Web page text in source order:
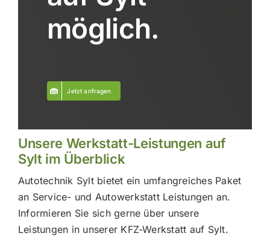
möglich.
Jetzt anfragen
Unsere Werkstatt-Leistungen auf
Sylt im Überblick
Autotechnik Sylt bietet ein umfangreiches Paket
an Service- und Autowerkstatt Leistungen an.
Informieren Sie sich gerne über unsere
Leistungen in unserer KFZ-Werkstatt auf Sylt.